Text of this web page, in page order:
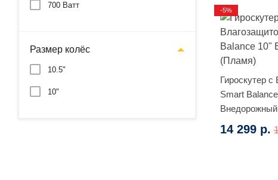
700 Ватт
Размер колёс
10.5"
10"
Гироскутер с
Smart
14 299 р.
-5%